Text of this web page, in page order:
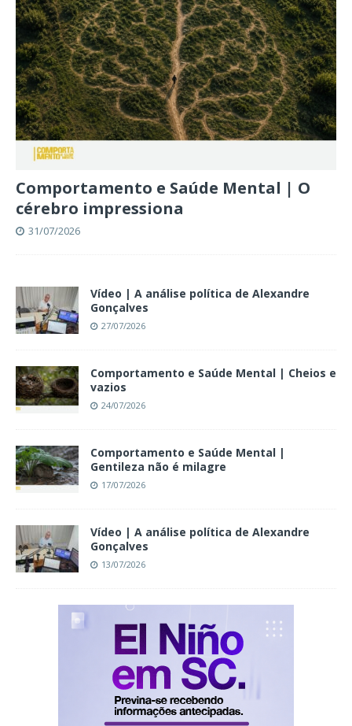
Comportamento e Saúde Mental | O
cérebro impressiona
31/07/2026
Vídeo | A análise política de Alexandre
Gonçalves
27/07/2026
Comportamento e Saúde Mental | Cheios e
vazios
24/07/2026
Comportamento e Saúde Mental |
Gentileza não é milagre
17/07/2026
Vídeo | A análise política de Alexandre
Gonçalves
13/07/2026